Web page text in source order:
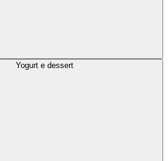
Yogurt e dessert